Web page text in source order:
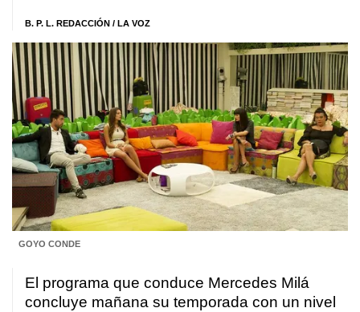
B. P. L. REDACCIÓN / LA VOZ
GOYO CONDE
El programa que conduce Mercedes Milá
concluye mañana su temporada con un nivel